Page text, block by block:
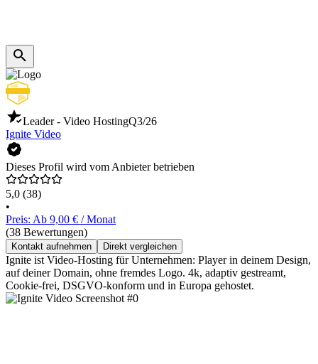
Leader - Video HostingQ3/26
Ignite Video
Dieses Profil wird vom Anbieter betrieben
5,0 (38)
•
Preis: Ab 9,00 € / Monat
(38 Bewertungen)
Kontakt aufnehmen Direkt vergleichen
Ignite ist Video-Hosting für Unternehmen: Player in deinem Design,
auf deiner Domain, ohne fremdes Logo. 4k, adaptiv gestreamt,
Cookie-frei, DSGVO-konform und in Europa gehostet.